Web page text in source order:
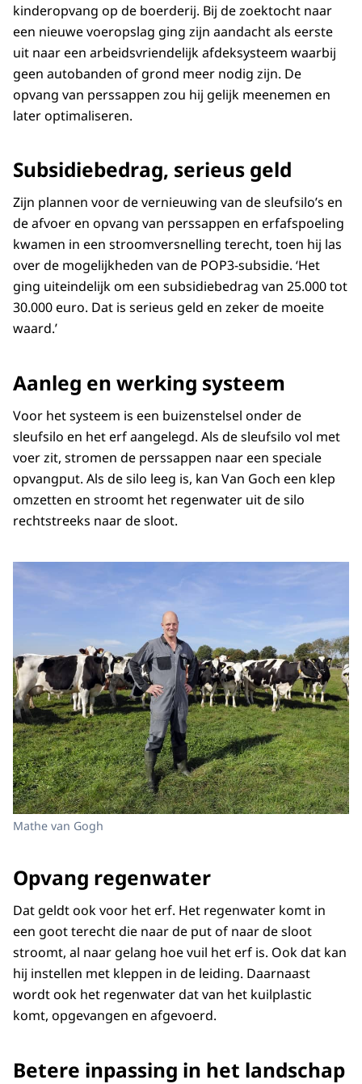
kinderopvang op de boerderij. Bij de zoektocht naar
een nieuwe voeropslag ging zijn aandacht als eerste
uit naar een arbeidsvriendelijk afdeksysteem waarbij
geen autobanden of grond meer nodig zijn. De
opvang van perssappen zou hij gelijk meenemen en
later optimaliseren.
Subsidiebedrag, serieus geld
Zijn plannen voor de vernieuwing van de sleufsilo’s en
de afvoer en opvang van perssappen en erfafspoeling
kwamen in een stroomversnelling terecht, toen hij las
over de mogelijkheden van de POP3-subsidie. ‘Het
ging uiteindelijk om een subsidiebedrag van 25.000 tot
30.000 euro. Dat is serieus geld en zeker de moeite
waard.’
Aanleg en werking systeem
Voor het systeem is een buizenstelsel onder de
sleufsilo en het erf aangelegd. Als de sleufsilo vol met
voer zit, stromen de perssappen naar een speciale
opvangput. Als de silo leeg is, kan Van Goch een klep
omzetten en stroomt het regenwater uit de silo
rechtstreeks naar de sloot.
Mathe van Gogh
Opvang regenwater
Dat geldt ook voor het erf. Het regenwater komt in
een goot terecht die naar de put of naar de sloot
stroomt, al naar gelang hoe vuil het erf is. Ook dat kan
hij instellen met kleppen in de leiding. Daarnaast
wordt ook het regenwater dat van het kuilplastic
komt, opgevangen en afgevoerd.
Betere inpassing in het landschap